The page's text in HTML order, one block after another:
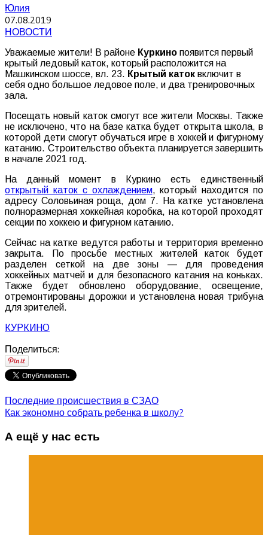
Юлия
07.08.2019
НОВОСТИ
Уважаемые жители! В районе Куркино появится первый
крытый ледовый каток, который расположится на
Машкинском шоссе, вл. 23. Крытый каток включит в
себя одно большое ледовое поле, и два тренировочных
зала.
Посещать новый каток смогут все жители Москвы. Также
не исключено, что на базе катка будет открыта школа, в
которой дети смогут обучаться игре в хоккей и фигурному
катанию. Строительство объекта планируется завершить
в начале 2021 год.
На данный момент в Куркино есть единственный
открытый каток с охлаждением, который находится по
адресу Соловьиная роща, дом 7. На катке установлена
полноразмерная хоккейная коробка, на которой проходят
секции по хоккею и фигурном катанию.
Сейчас на катке ведутся работы и территория временно
закрыта. По просьбе местных жителей каток будет
разделен сеткой на две зоны — для проведения
хоккейных матчей и для безопасного катания на коньках.
Также будет обновлено оборудование, освещение,
отремонтированы дорожки и установлена новая трибуна
для зрителей.
КУРКИНО
Поделиться:
Последние происшествия в СЗАО
Как экономно собрать ребенка в школу?
А ещё у нас есть